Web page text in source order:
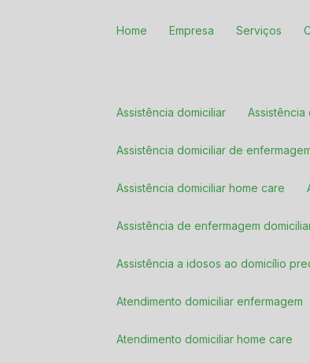
Home Empresa Serviços
Assistência domiciliar
Assistência domiciliar de
Assistência domiciliar home care
Assistência de enfermagem
Assistência a idosos ao domicílio
Atendimento domiciliar enfermagem
Atendimento domiciliar home care